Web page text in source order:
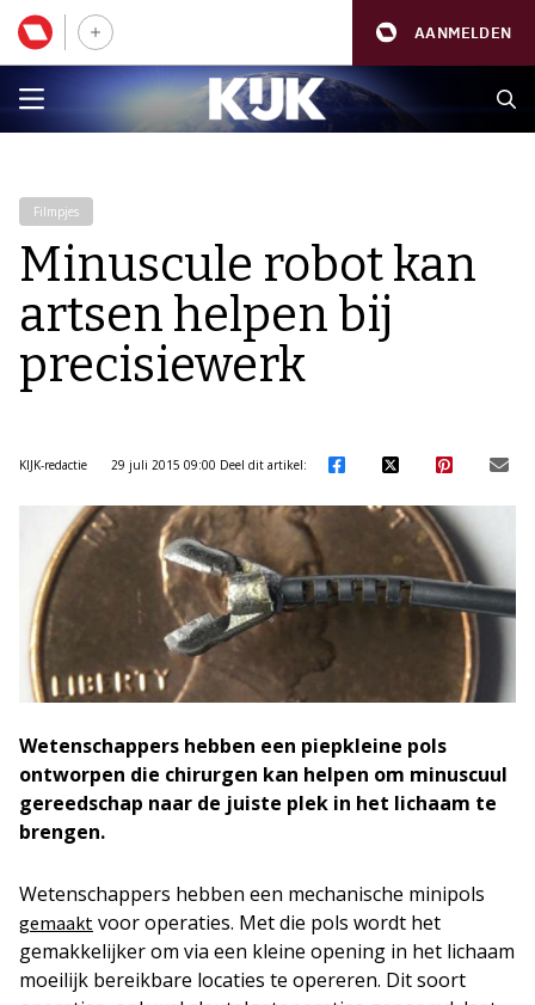
AANMELDEN
Filmpjes
Minuscule robot kan
artsen helpen bij
precisiewerk
KIJK-redactie 29 juli 2015 09:00 Deel dit artikel:
Wetenschappers hebben een piepkleine pols
ontworpen die chirurgen kan helpen om minuscuul
gereedschap naar de juiste plek in het lichaam te
brengen.
Wetenschappers hebben een mechanische minipols
gemaakt voor operaties. Met die pols wordt het
gemakkelijker om via een kleine opening in het lichaam
moeilijk bereikbare locaties te opereren. Dit soort